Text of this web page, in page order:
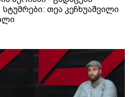
თეა კეჩხუაშვილი